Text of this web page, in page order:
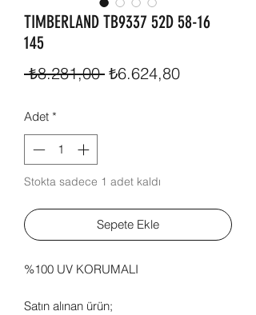
TIMBERLAND TB9337 52D 58-16
145
₺8.281,00 Normal
₺6.624,80İndirimli
Adet *
Stokta sadece 1 adet kaldı
Sepete Ekle
%100 UV KORUMALI
Satın alınan ürün;